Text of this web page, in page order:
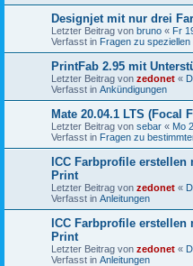
Designjet mit nur drei
Letzter Beitrag von bruno « Fr
Verfasst in Fragen zu
PrintFab 2.95 mit
Letzter Beitrag von zedonet «
Verfasst in Ankündigungen
Mate 20.04.1 LTS (Focal
Letzter Beitrag von sebar « Mo
Verfasst in Fragen zu
ICC Farbprofile erstellen
Print
Letzter Beitrag von zedonet «
Verfasst in Anleitungen
ICC Farbprofile erstellen
Print
Letzter Beitrag von zedonet «
Verfasst in Anleitungen